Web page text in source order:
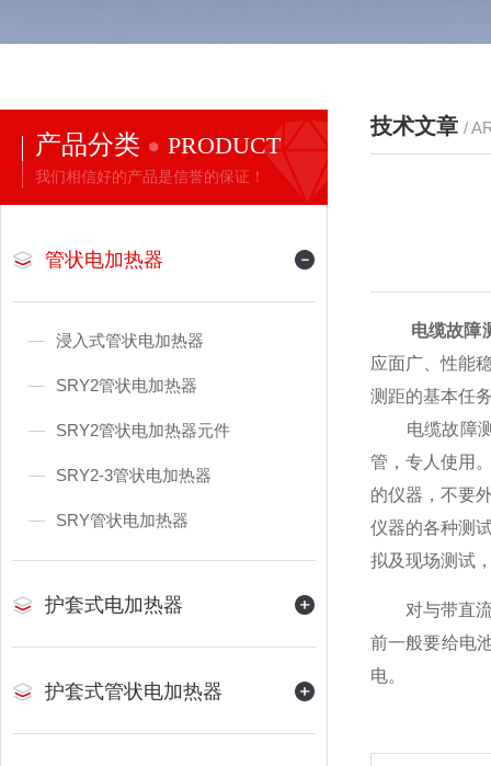
产品分类 PRODUCT
我们相信好的产品是信誉的保证！
管状电加热器
浸入式管状电加热器
SRY2管状电加热器
SRY2管状电加热器元件
SRY2-3管状电加热器
SRY管状电加热器
护套式电加热器
护套式管状电加热器
技术文章 /
电缆故障
应面广、性能
测距的基本任
电缆故障测
管，专人使用
的仪器，不要
仪器的各种测
拟及现场测试
对与带直流
前一般要给电
电。